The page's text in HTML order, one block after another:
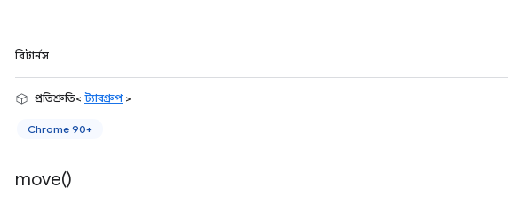
রিটার্নস
প্রতিশ্রুতি< ট্যাবগ্রুপ>
Chrome 90+
move()